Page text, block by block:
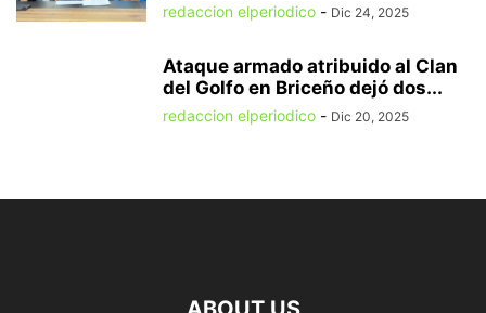
redaccion elperiodico - Dic 24, 2025
Ataque armado atribuido al Clan
del Golfo en Briceño dejó dos...
redaccion elperiodico - Dic 20, 2025